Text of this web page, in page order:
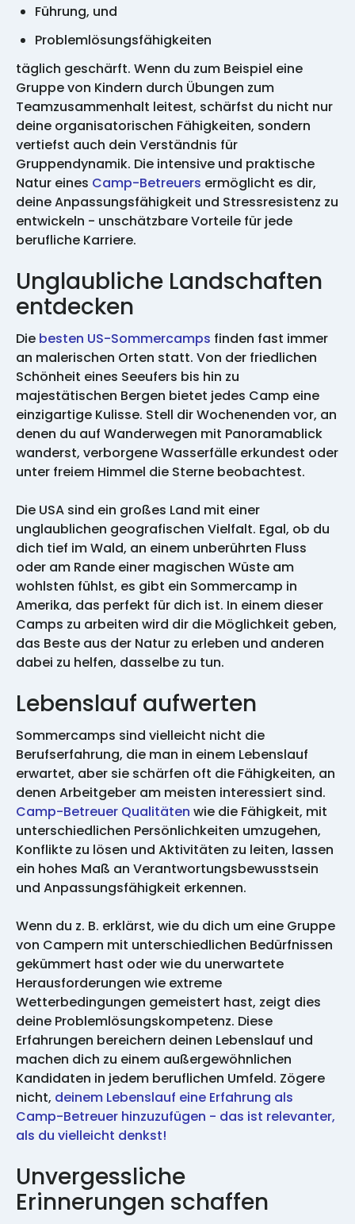
Führung, und
Problemlösungsfähigkeiten
täglich geschärft. Wenn du zum Beispiel eine
Gruppe von Kindern durch Übungen zum
Teamzusammenhalt leitest, schärfst du nicht nur
deine organisatorischen Fähigkeiten, sondern
vertiefst auch dein Verständnis für
Gruppendynamik. Die intensive und praktische
Natur eines Camp-Betreuers ermöglicht es dir,
deine Anpassungsfähigkeit und Stressresistenz zu
entwickeln - unschätzbare Vorteile für jede
berufliche Karriere.
Unglaubliche Landschaften
entdecken
Die besten US-Sommercamps finden fast immer
an malerischen Orten statt. Von der friedlichen
Schönheit eines Seeufers bis hin zu
majestätischen Bergen bietet jedes Camp eine
einzigartige Kulisse. Stell dir Wochenenden vor, an
denen du auf Wanderwegen mit Panoramablick
wanderst, verborgene Wasserfälle erkundest oder
unter freiem Himmel die Sterne beobachtest.
Die USA sind ein großes Land mit einer
unglaublichen geografischen Vielfalt. Egal, ob du
dich tief im Wald, an einem unberührten Fluss
oder am Rande einer magischen Wüste am
wohlsten fühlst, es gibt ein Sommercamp in
Amerika, das perfekt für dich ist. In einem dieser
Camps zu arbeiten wird dir die Möglichkeit geben,
das Beste aus der Natur zu erleben und anderen
dabei zu helfen, dasselbe zu tun.
Lebenslauf aufwerten
Sommercamps sind vielleicht nicht die
Berufserfahrung, die man in einem Lebenslauf
erwartet, aber sie schärfen oft die Fähigkeiten, an
denen Arbeitgeber am meisten interessiert sind.
Camp-Betreuer Qualitäten wie die Fähigkeit, mit
unterschiedlichen Persönlichkeiten umzugehen,
Konflikte zu lösen und Aktivitäten zu leiten, lassen
ein hohes Maß an Verantwortungsbewusstsein
und Anpassungsfähigkeit erkennen.
Wenn du z. B. erklärst, wie du dich um eine Gruppe
von Campern mit unterschiedlichen Bedürfnissen
gekümmert hast oder wie du unerwartete
Herausforderungen wie extreme
Wetterbedingungen gemeistert hast, zeigt dies
deine Problemlösungskompetenz. Diese
Erfahrungen bereichern deinen Lebenslauf und
machen dich zu einem außergewöhnlichen
Kandidaten in jedem beruflichen Umfeld. Zögere
nicht, deinem Lebenslauf eine Erfahrung als
Camp-Betreuer hinzuzufügen - das ist relevanter,
als du vielleicht denkst!
Unvergessliche
Erinnerungen schaffen